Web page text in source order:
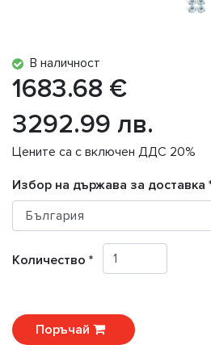
В наличност
1683.68 €
3292.99 лв.
Цените са с включен ДДС 20%
Избор на държава за доставка
Количество *
Поръчай